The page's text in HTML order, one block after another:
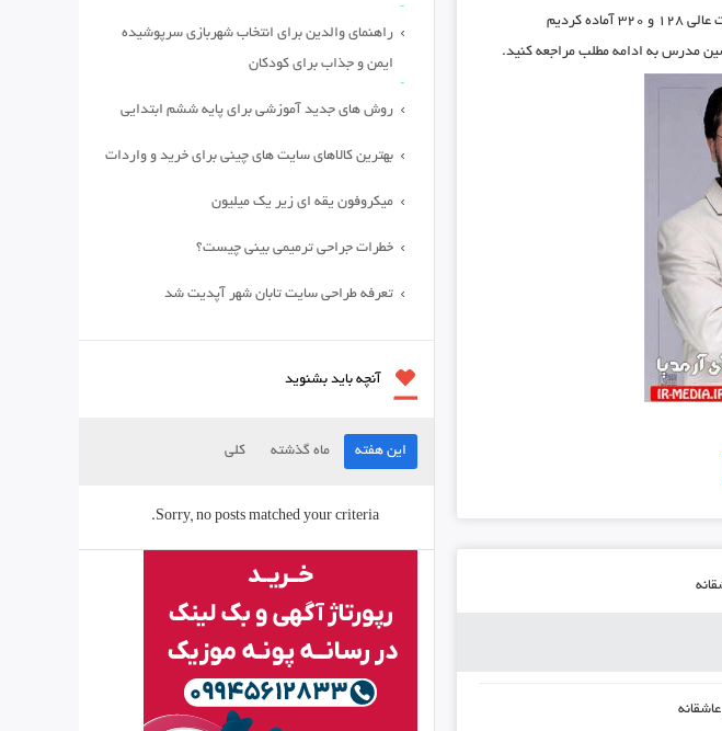
آماده کردیم
مدرس به ادامه مطلب مراجعه کنید.
عاشقانه
راهنمای والدین برای انتخاب شهربازی سرپوشیده
ایمن و جذاب برای کودکان
روش های جدید آموزشی برای پایه ششم ابتدایی
بهترین کالاهای سایت های چینی برای خرید و واردات
میکروفون یقه ای زیر یک میلیون
خطرات جراحی ترمیمی بینی چیست؟
تعرفه طراحی سایت تابان شهر آپدیت شد
آنچه باید بشنوید
این هفته ماه گذشته کلی
Sorry, no posts matched your criteria.